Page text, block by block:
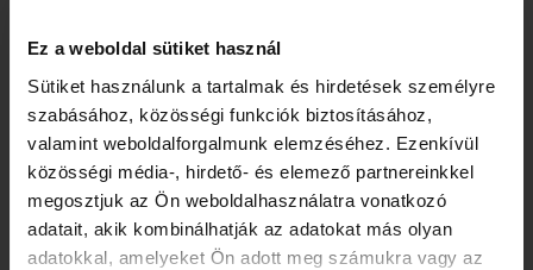
Ez a weboldal sütiket használ
Sütiket használunk a tartalmak és hirdetések személyre
szabásához, közösségi funkciók biztosításához,
valamint weboldalforgalmunk elemzéséhez. Ezenkívül
közösségi média-, hirdető- és elemező partnereinkkel
megosztjuk az Ön weboldalhasználatra vonatkozó
adatait, akik kombinálhatják az adatokat más olyan
adatokkal, amelyeket Ön adott meg számukra vagy az
KÉPZÉSEINK
NAIL START PROGRAM – ALAPOZÓ MŰKÖRMÖS
KÉPZÉSSOROZAT
MANIKŰRÖS ÉS KÖRÖMDIZÁJNER (PK 10124005)
PEDIKŰRÖS KÉPZÉSEK KEZDŐKNEK
TECHNIKAI TOVÁBBKÉPZÉSEK SZAKMABELIEKNEK